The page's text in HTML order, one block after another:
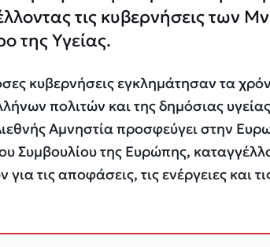
τις κυβερνήσεις των
της Υγείας.
κυβερνήσεις εγκλημάτησαν τα
πολιτών και της δημόσιας
Αμνηστία προσφεύγει στην
Συμβουλίου της Ευρώπης,
τις αποφάσεις, τις ενέργειες και